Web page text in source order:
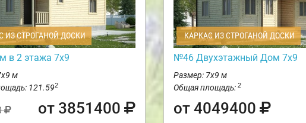
ИЗ СТРОГАНОЙ ДОСКИ
в 2 этажа 7х9
м
121.592
от 3851400
КАРКАС ИЗ СТРОГАНОЙ ДОСКИ
№46 Двухэтажный Дом 7х9
Размер: 7х9 м
Общая площадь: 2
от 4049400